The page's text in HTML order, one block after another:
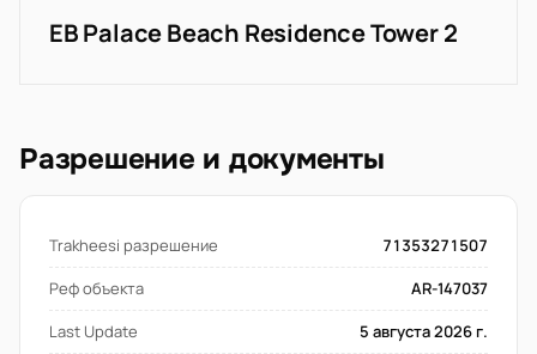
EB Palace Beach Residence Tower 2
Разрешение и документы
Trakheesi разрешение
71353271507
Реф объекта
AR-147037
Last Update
5 августа 2026 г.